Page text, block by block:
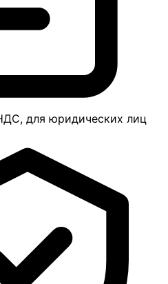
для юридических лиц